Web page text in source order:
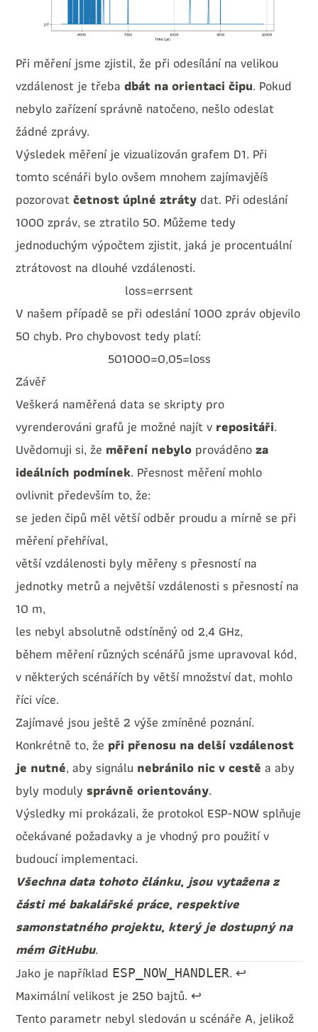
Při měření jsme zjistil, že při odesílání na velikou
vzdálenost je třebadbát na orientaci čipu. Pokud
nebylo zařízení správně natočeno, nešlo odeslat
žádné zprávy.
Výsledek měření je vizualizován grafem D1. Při
tomto scénáři bylo ovšem mnohem zajímavjěíš
pozorovatčetnost úplné ztráty dat. Při odeslání
1000 zpráv, se ztratilo 50. Můžeme tedy
jednoduchým výpočtem zjistit, jaká je procentuální
ztrátovost na dlouhé vzdálenosti.
loss=errsent
V našem případě se při odeslání 1000 zpráv objevilo
50 chyb. Pro chybovost tedy platí:
501000=0,05=loss
Závěř
Veškerá naměřená data se skripty pro
vyrenderováni grafů je možné najít v repositáři.
Uvědomuji si, že měření nebylo prováděnoza
ideálních podmínek. Přesnost měření mohlo
ovlivnit především to, že:
se jeden čipů měl větší odběr proudu a mírně se při
měření přehříval,
větší vzdálenosti byly měřeny s přesností na
jednotky metrů a největší vzdálenosti s přesností na
10 m,
les nebyl absolutně odstíněný od 2,4 GHz,
během měření různých scénářů jsme upravoval kód,
v některých scénářích by větší množství dat, mohlo
říci více.
Zajímavé jsou ještě 2 výše zmíněné poznání.
Konkrétně to, že při přenosu na delší vzdálenost
je nutné, aby signálu nebránilo nic v cestě a aby
byly modulysprávně orientovány.
Výsledky mi prokázali, že protokol ESP-NOW splňuje
očekávané požadavky a je vhodný pro použití v
budoucí implementaci.
Všechna data tohoto článku, jsou vytažena z
části mé bakalářské práce, respektive
samonstatného projektu, který je dostupný na
mémGitHubu.
Jako je například ESP_NOW_HANDLER. ↩︎
Maximální velikost je 250 bajtů. ↩︎
Tento parametr nebyl sledován u scénáře A, jelikož